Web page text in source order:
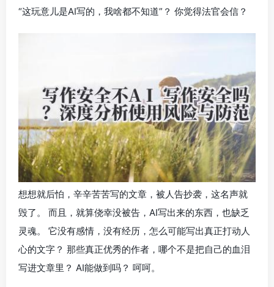
“这玩意儿是AI写的，我啥都不知道”？ 你觉得法官会信？
想想就后怕，辛辛苦苦写的文章，被人告抄袭，这名声就
毁了。 而且，就算侥幸没被告，AI写出来的东西，也缺乏
灵魂。 它没有感情，没有经历，怎么可能写出真正打动人
心的文字？ 那些真正优秀的作者，哪个不是把自己的血泪
写进文章里？ AI能做到吗？ 呵呵。